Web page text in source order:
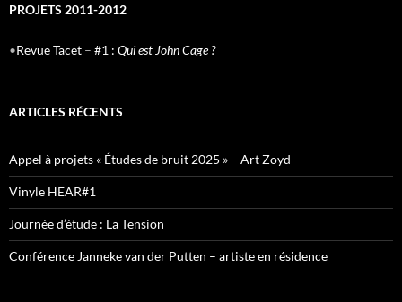
PROJETS 2011-2012
•Revue Tacet – #1 : Qui est John Cage ?
ARTICLES RÉCENTS
Appel à projets « Études de bruit 2025 » – Art Zoyd
Vinyle HEAR#1
Journée d’étude : La Tension
Conférence Janneke van der Putten – artiste en résidence